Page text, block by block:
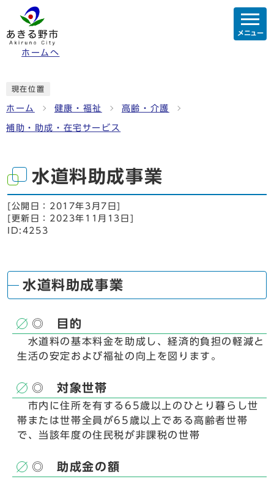
ホームへ
メニュー
現在位置
ホーム 健康・福祉 高齢・介護
補助・助成・在宅サービス
水道料助成事業
[公開日： 2017年3月7日
[更新日： 2023年11月13日
ID:4253
水道料助成事業
◎ 目的
水道料の基本料金を助成し、経済的負担の軽減と
生活の安定および福祉の向上を図ります。
◎ 対象世帯
市内に住所を有する65歳以上のひとり暮らし世
帯または世帯全員が65歳以上である高齢者世帯
で、当該年度の住民税が非課税の世帯
◎ 助成金の額